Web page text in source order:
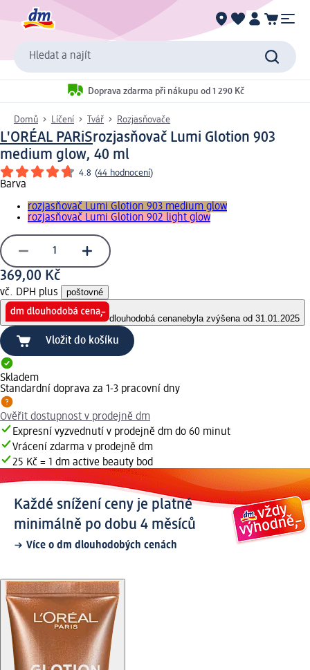
Hledat a najít
Doprava zdarma při nákupu od 1 290 Kč
Domů Líčení Tvář Rozjasňovače
L'ORÉAL PARiSrozjasňovač Lumi Glotion 903
medium glow, 40 ml
4.8 (44 hodnocení)
Barva
rozjasňovač Lumi Glotion 903 medium glow
rozjasňovač Lumi Glotion 902 light glow
369,00 Kč
vč. DPH plus poštovné
dlouhodobá cenanebyla zvýšena od 31.01.2025
Vložit do košíku
Skladem
Standardní doprava za 1-3 pracovní dny
Ověřit dostupnost v prodejně dm
Expresní vyzvednutí v prodejně dm do 60 minut
Vrácení zdarma v prodejně dm
25 Kč = 1 dm active beauty bod
Každé snížení ceny je platné
minimálně po dobu 4 měsíců
Více o dm dlouhodobých cenách